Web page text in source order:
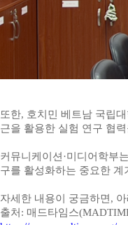
또한, 호치민 베트남 국립
근을 활용한 실험 연구 협
커뮤니케이션 ·미디어학부
구를 활성화하는 중요한 계
자세한 내용이 궁금하면 ,
출처 : 매드타임스